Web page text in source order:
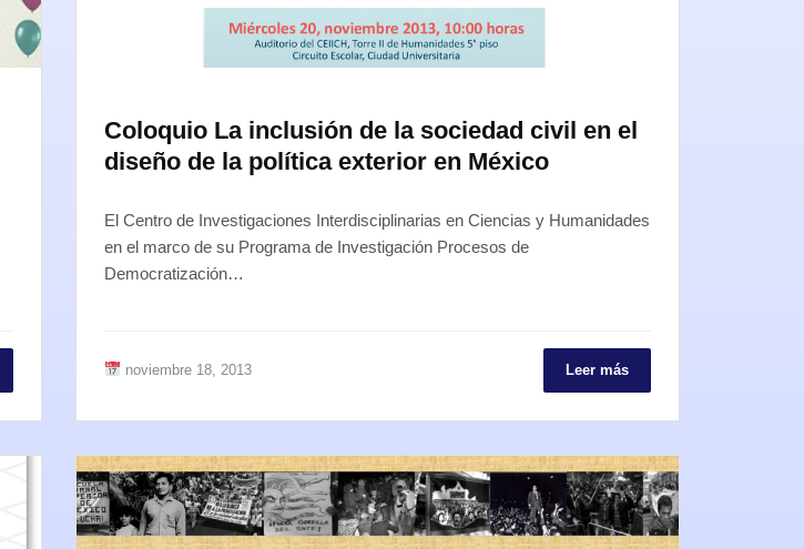
Coloquio La inclusión de la sociedad civil en el
diseño de la política exterior en México
El Centro de Investigaciones Interdisciplinarias en Ciencias y Humanidades
en el marco de su Programa de Investigación Procesos de
Democratización…
noviembre 18, 2013 Leer más